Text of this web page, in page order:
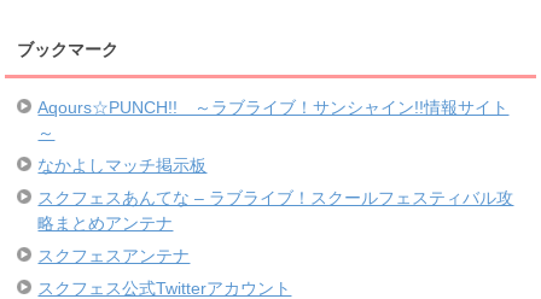
ブックマーク
Aqours☆PUNCH!! ～ラブライブ！サンシャイン!!情報サイト
～
なかよしマッチ掲示板
スクフェスあんてな – ラブライブ！スクールフェスティバル攻
略まとめアンテナ
スクフェスアンテナ
スクフェス公式Twitterアカウント